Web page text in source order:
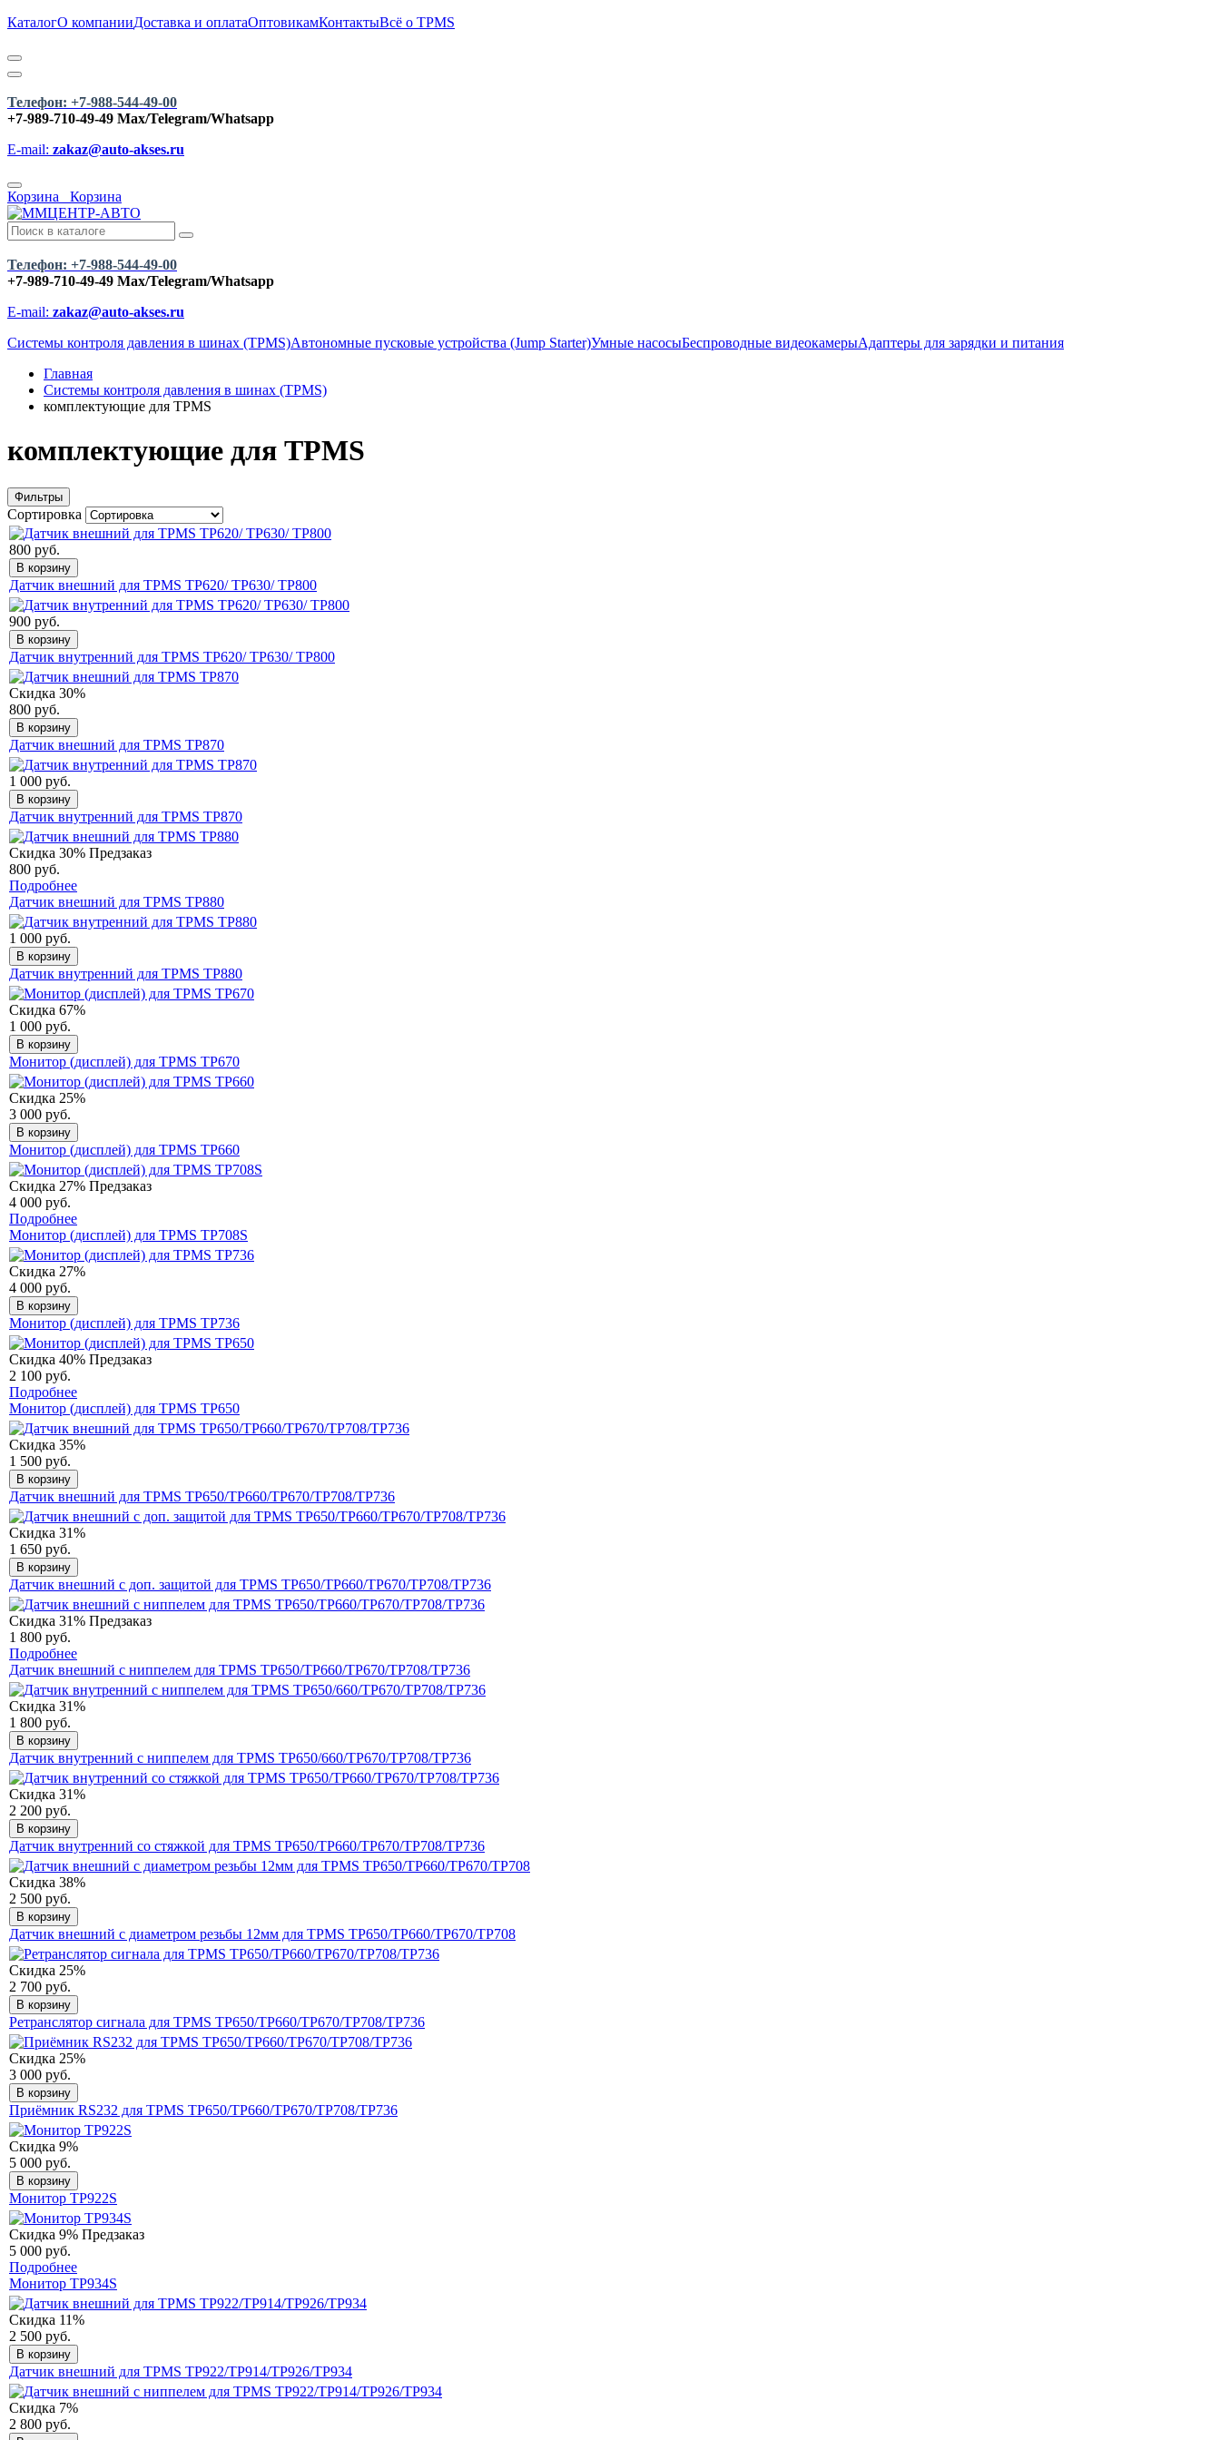
КаталогО компанииДоставка и оплатаОптовикамКонтактыВсё о TPMS
Телефон: +7-988-544-49-00
+7-989-710-49-49 Max/Telegram/Whatsapp
E-mail: zakaz@auto-akses.ru
Корзина Корзина
Телефон: +7-988-544-49-00
+7-989-710-49-49 Max/Telegram/Whatsapp
E-mail: zakaz@auto-akses.ru
Системы контроля давления в шинах (TPMS)Автономные пусковые устройства (Jump Starter)Умные насосыБеспроводные видеокамерыАдаптеры для зарядки и питания
Главная
Системы контроля давления в шинах (TPMS)
комплектующие для TPMS
комплектующие для TPMS
Фильтры
Сортировка
800 руб.
В корзину
Датчик внешний для TPMS TP620/ TP630/ TP800
900 руб.
В корзину
Датчик внутренний для TPMS TP620/ TP630/ TP800
Скидка 30%
800 руб.
В корзину
Датчик внешний для TPMS TP870
1 000 руб.
В корзину
Датчик внутренний для TPMS TP870
Скидка 30% Предзаказ
800 руб.
Подробнее
Датчик внешний для TPMS TP880
1 000 руб.
В корзину
Датчик внутренний для TPMS TP880
Скидка 67%
1 000 руб.
В корзину
Монитор (дисплей) для TPMS TP670
Скидка 25%
3 000 руб.
В корзину
Монитор (дисплей) для TPMS TP660
Скидка 27% Предзаказ
4 000 руб.
Подробнее
Монитор (дисплей) для TPMS TP708S
Скидка 27%
4 000 руб.
В корзину
Монитор (дисплей) для TPMS TP736
Скидка 40% Предзаказ
2 100 руб.
Подробнее
Монитор (дисплей) для TPMS TP650
Скидка 35%
1 500 руб.
В корзину
Датчик внешний для TPMS TP650/TP660/TP670/TP708/TP736
Скидка 31%
1 650 руб.
В корзину
Датчик внешний с доп. защитой для TPMS TP650/TP660/TP670/TP708/TP736
Скидка 31% Предзаказ
1 800 руб.
Подробнее
Датчик внешний с ниппелем для TPMS TP650/TP660/TP670/TP708/TP736
Скидка 31%
1 800 руб.
В корзину
Датчик внутренний с ниппелем для TPMS TP650/660/TP670/TP708/TP736
Скидка 31%
2 200 руб.
В корзину
Датчик внутренний со стяжкой для TPMS TP650/TP660/TP670/TP708/TP736
Скидка 38%
2 500 руб.
В корзину
Датчик внешний c диаметром резьбы 12мм для TPMS TP650/TP660/TP670/TP708
Скидка 25%
2 700 руб.
В корзину
Ретранслятор сигнала для TPMS TP650/TP660/TP670/TP708/TP736
Скидка 25%
3 000 руб.
В корзину
Приёмник RS232 для TPMS TP650/TP660/TP670/TP708/TP736
Скидка 9%
5 000 руб.
В корзину
Монитор TP922S
Скидка 9% Предзаказ
5 000 руб.
Подробнее
Монитор TP934S
Скидка 11%
2 500 руб.
В корзину
Датчик внешний для TPMS TP922/TP914/TP926/TP934
Скидка 7%
2 800 руб.